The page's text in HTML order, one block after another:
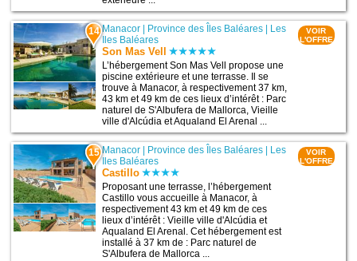
14 Manacor Province des Îles Baléares
Les
Iles Baléares
Son Mas Vell
L’hébergement Son Mas Vell propose une
piscine extérieure et une terrasse. Il se
trouve à Manacor, à respectivement 37 km,
43 km et 49 km de ces lieux d’intérêt : Parc
naturel de S'Albufera de Mallorca, Vieille
ville d'Alcúdia et Aqualand El Arenal ...
VOIR
L'OFFRE
15 Manacor Province des Îles Baléares
Les
Iles Baléares
Castillo
Proposant une terrasse, l’hébergement
Castillo vous accueille à Manacor, à
respectivement 43 km et 49 km de ces
lieux d’intérêt : Vieille ville d'Alcúdia et
Aqualand El Arenal. Cet hébergement est
installé à 37 km de : Parc naturel de
S'Albufera de Mallorca ...
VOIR
L'OFFRE